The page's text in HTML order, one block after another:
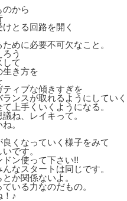
のから
とる回路を開く
めに必要不可欠なこと。
う
して
生き方を
ティブな傾きすぎを
ランスが取れるようにしてい
上手くいくようになる。
ね、レイキって。
。
良くなっていく様子をみて
です。
ドン使って下さい!!
なスタートは同じです。
か関係ないよ。
いる力なのだもの。
！♪